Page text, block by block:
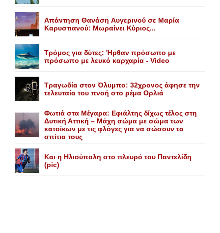
Aπάντηση Θανάση Aυγερινού σε Mαρία
Kαρυστιανού: Mωραίνει Kύριος...
Τρόμος για δύτες: Ήρθαν πρόσωπο με
πρόσωπο με λευκό καρχαρία - Video
Τραγωδία στον Όλυμπο: 32χρονος άφησε την
τελευταία του πνοή στο ρέμα Ορλιά
Φωτιά στα Μέγαρα: Εφιάλτης δίχως τέλος στη
Δυτική Αττική – Μάχη σώμα με σώμα των
κατοίκων με τις φλόγες για να σώσουν τα
σπίτια τους
Και η Ηλιούπολη στο πλευρό του Παντελίδη
(pic)